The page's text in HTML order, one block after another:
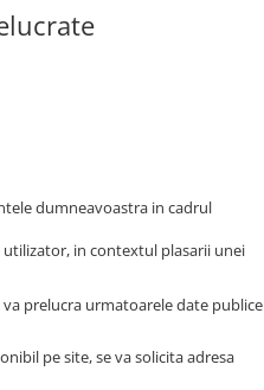
dumneavoastra in cadrul
in contextul plasarii unei
prelucra urmatoarele date publice
pe site, se va solicita adresa